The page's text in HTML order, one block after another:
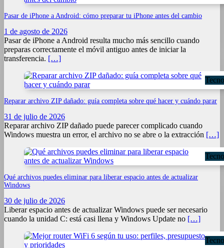
Pasar de iPhone a Android: cómo preparar tu iPhone antes del cambio
1 de agosto de 2026
Pasar de iPhone a Android resulta mucho más sencillo cuando
preparas correctamente el móvil antiguo antes de iniciar la
transferencia. […]
Reparar archivo ZIP dañado: guía completa sobre qué hacer y cuándo parar
31 de julio de 2026
Reparar archivo ZIP dañado puede parecer complicado cuando
Windows muestra un error, el archivo no se abre o la extracción […]
Qué archivos puedes eliminar para liberar espacio antes de actualizar
Windows
30 de julio de 2026
Liberar espacio antes de actualizar Windows puede ser necesario
cuando la unidad C: está casi llena y Windows Update no […]